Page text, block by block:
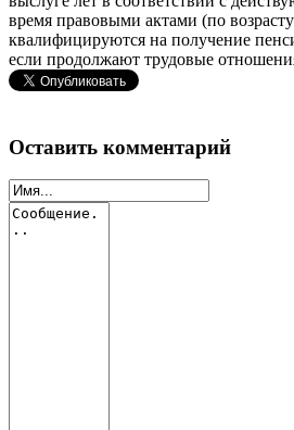
время правовыми актами (по
квалифицируются на получение
если продолжают трудовые
Оставить комментарий